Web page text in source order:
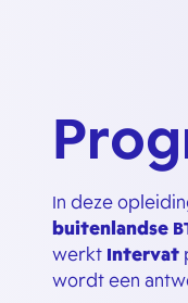
In deze
buitenlandse
werkt Intervat
wordt een